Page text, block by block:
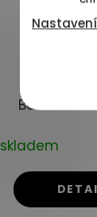
Nastavení
Bažant v
skladem